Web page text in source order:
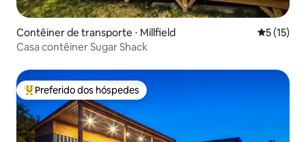
Contêiner de transporte ⋅ Millfield 5 de uma
5 (15)
Casa contêiner Sugar Shack
Entre os melhores preferidos dos hóspedes
Preferido dos hóspedes